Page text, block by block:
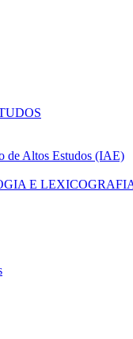
de Altos Estudos (IAE)
E